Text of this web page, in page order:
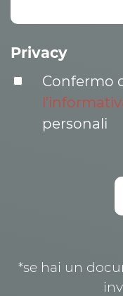
Privacy
Confermo
personali
*se hai un